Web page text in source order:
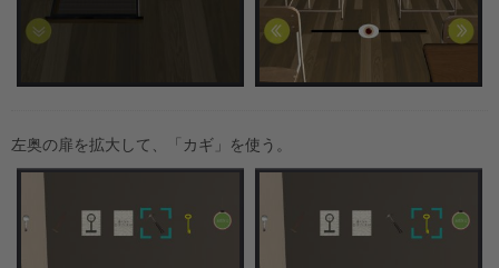
左奥の扉を拡大して、「カギ」を使う。